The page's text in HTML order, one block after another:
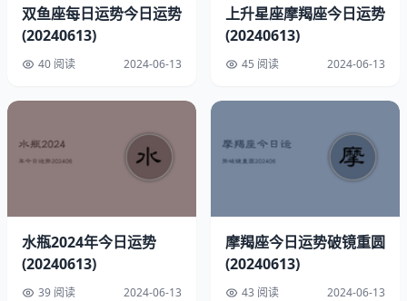
幸运方位：偏南
开运物品：皇冠戒指
直觉力指数：★★★★☆（预见性强，心思缜密，四颗星预
示直觉力上乘）
双鱼座每日运势今日运势
(20240613)
40 阅读 2024-06-13
上升星座摩羯座今日运势
(20240613)
45 阅读 2024-06-13
水瓶2024年今日运势
(20240613)
39 阅读 2024-06-13
摩羯座今日运势破镜重圆
(20240613)
43 阅读 2024-06-13